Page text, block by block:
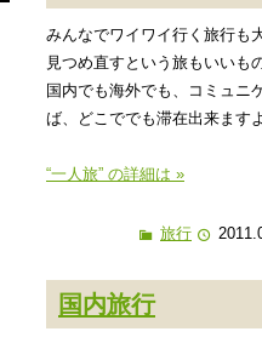
みんなでワイワイ行く旅行も
見つめ直すという旅もいいも
国内でも海外でも、コミュニ
ば、どこででも滞在出来ます
“一人旅” の詳細は »
旅行
国内旅行